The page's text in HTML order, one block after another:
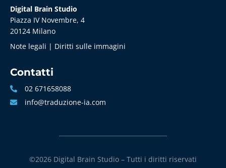
Digital Brain Studio
Piazza IV Novembre, 4
20124 Milano
Note legali | Diritti sulle immagini
Contatti
02 671658088
info@traduzione-ia.com
©2026 Digital Brain Studio – Tutti i diritti riservati